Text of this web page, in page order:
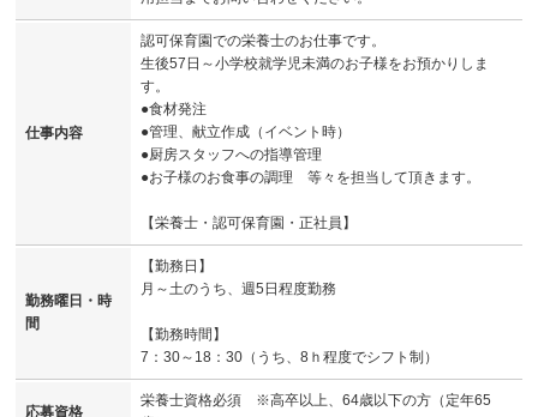
仕事内容
認可保育園での栄養士のお仕事です。
生後57日～小学校就学児未満のお子様をお預かりしま
す。
●食材発注
●管理、献立作成（イベント時）
●厨房スタッフへの指導管理
●お子様のお食事の調理 等々を担当して頂きます。
【栄養士・認可保育園・正社員】
勤務曜日・時
間
【勤務日】
月～土のうち、週5日程度勤務
【勤務時間】
7：30～18：30（うち、8ｈ程度でシフト制）
応募資格
栄養士資格必須 ※高卒以上、64歳以下の方（定年65